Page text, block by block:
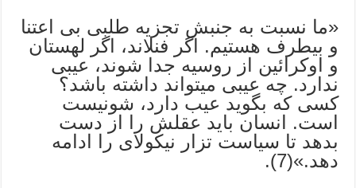
«ما نسبت به جنبش تجزیه طلبی بی اعتنا
و بیطرف هستیم. اگر فنلاند، اگر لهستان
و اوکرائین از روسیه جدا شوند، عیبی
ندارد. چه عیبی میتواند داشته باشد؟
کسی که بگوید عیب دارد، شونیست
است. انسان باید عقلش را از دست
بدهد تا سیاست تزار نیکولای را ادامه
دهد.»(7).